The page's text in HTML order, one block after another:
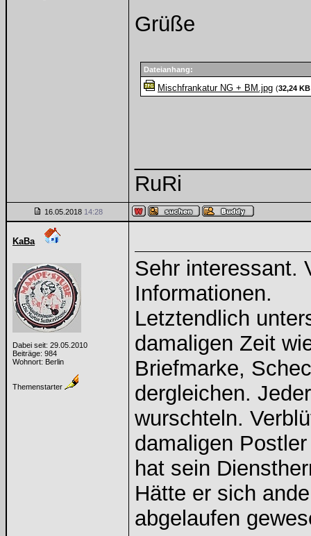
Grüße
Dateianhang:
Mischfrankatur NG + BM.jpg (32,24 KB
RuRi
16.05.2018 14:28
KaBa
Dabei seit: 29.05.2010
Beiträge: 984
Wohnort: Berlin
Themenstarter
Sehr interessant.
Informationen.
Letztendlich
damaligen Zeit
Briefmarke,
dergleichen.
wurschteln.
damaligen
hat sein
Hätte er sich
abgelaufen